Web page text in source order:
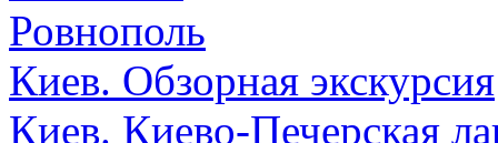
Ровнополь
Киев. Обзорная экскурсия
Киев. Киево-Печерская